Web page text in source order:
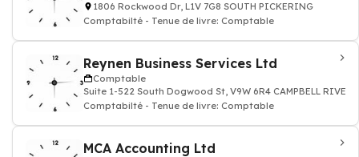
1806 Rockwood Dr, L1V 7G8 SOUTH PICKERING
Comptabilté - Tenue de livre: Comptable
Reynen Business Services Ltd
Comptable
Suite 1-522 South Dogwood St, V9W 6R4 CAMPBELL RIVER
Comptabilté - Tenue de livre: Comptable
MCA Accounting Ltd